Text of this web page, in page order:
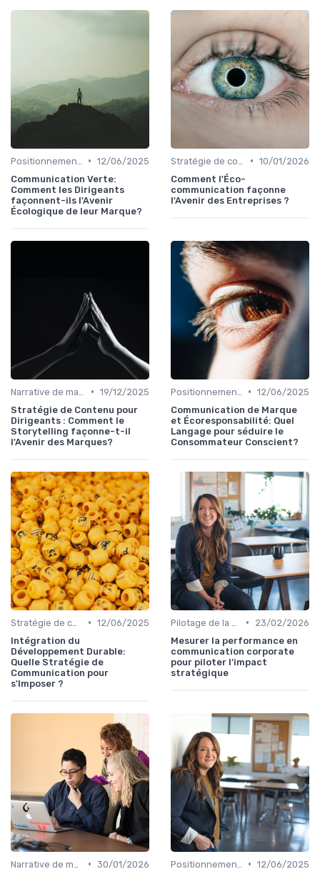
• 12/06/2025
Communication Verte:
Comment les Dirigeants
façonnent-ils l'Avenir
Écologique de leur Marque?
• 10/01/2026
Comment l'Éco-
communication façonne
l'Avenir des Entreprises ?
• 19/12/2025
Stratégie de Contenu pour
Dirigeants : Comment le
Storytelling façonne-t-il
l'Avenir des Marques?
• 12/06/2025
Communication de Marque
et Écoresponsabilité: Quel
Langage pour séduire le
Consommateur Conscient?
• 12/06/2025
Intégration du
Développement Durable:
Quelle Stratégie de
Communication pour
s'Imposer ?
•
23/02/2026
Mesurer la performance en
communication corporate
pour piloter l’impact
stratégique
• 30/01/2026
• 12/06/2025